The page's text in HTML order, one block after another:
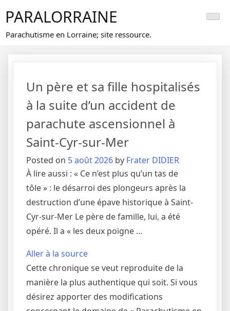
content
PARALORRAINE
Parachutisme en Lorraine; site ressource.
Un père et sa fille hospitalisés
à la suite d’un accident de
parachute ascensionnel à
Saint-Cyr-sur-Mer
Posted on 5 août 2026 by Frater DIDIER
À lire aussi : « Ce n’est plus qu’un tas de
tôle » : le désarroi des plongeurs après la
destruction d’une épave historique à Saint-
Cyr-sur-Mer Le père de famille, lui, a été
opéré. Il a « les deux poigne …
Aller à la source
Cette chronique se veut reproduite de la
manière la plus authentique qui soit. Si vous
désirez apporter des modifications